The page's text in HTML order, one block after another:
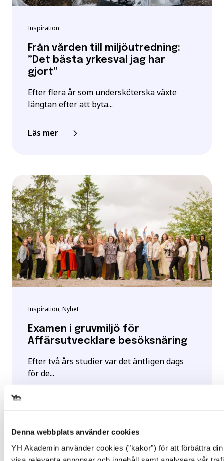
Denna webbplats använder cookies
YH Akademin använder cookies ("kakor") för att förbättra
Inspiration
Från vården till miljöutredning:
”Det bästa yrkesval jag har
gjort”
Efter flera år som undersköterska växte
längtan efter att byta...
Läs mer
Inspiration, Nyhet
Examen i gruvmiljö för
Affärsutvecklare besöksnäring
Efter två års studier var det äntligen dags
för de...
Välj det startdatum som passar